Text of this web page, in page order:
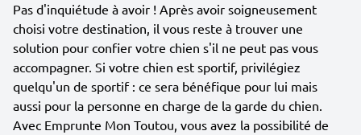
Pas d'inquiétude à avoir ! Après avoir soigneusement
choisi votre destination, il vous reste à trouver une
solution pour confier votre chien s'il ne peut pas vous
accompagner. Si votre chien est sportif, privilégiez
quelqu'un de sportif : ce sera bénéfique pour lui mais
aussi pour la personne en charge de la garde du chien.
Avec Emprunte Mon Toutou, vous avez la possibilité de